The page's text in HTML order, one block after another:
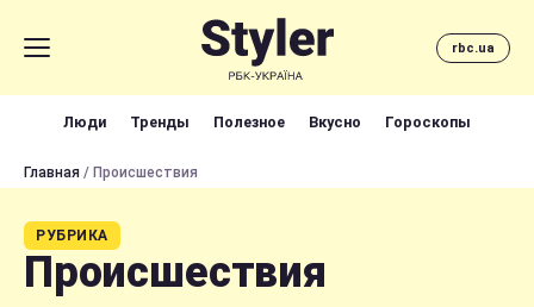
rbc.ua
Люди Тренды Полезное Вкусно Гороскопы
Главная / Происшествия
РУБРИКА
Происшествия